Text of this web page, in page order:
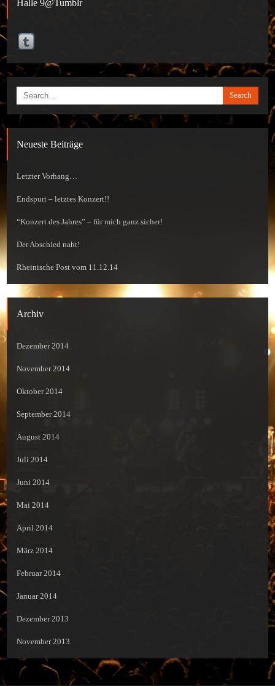
Halle 9@Tumblr
Search
Neueste Beiträge
Letzter Vorhang…
Endspurt – letztes Konzert!!
“Konzert des Jahres” – für mich ganz sicher!
Der Abschied naht!
Rheinische Post vom 11.12.14
Archiv
Dezember 2014
November 2014
Oktober 2014
September 2014
August 2014
Juli 2014
Juni 2014
Mai 2014
April 2014
März 2014
Februar 2014
Januar 2014
Dezember 2013
November 2013